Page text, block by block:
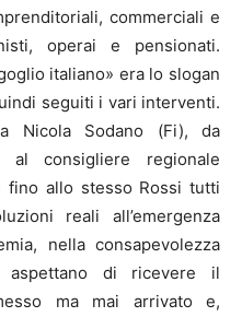
commerciali e
operai e pensionati.
italiano» era lo slogan
seguiti i vari interventi.
Nicola Sodano (Fi), da
al consigliere regionale
fino allo stesso Rossi tutti
reali all’emergenza
nella consapevolezza
di ricevere il
ma mai arrivato e,